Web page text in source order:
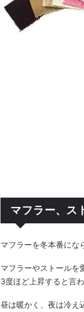
マフラー、ス
マフラーを冬本番にな
マフラーやストールを
3度ほど上昇すると言わ
昼は暖かく、夜は冷え